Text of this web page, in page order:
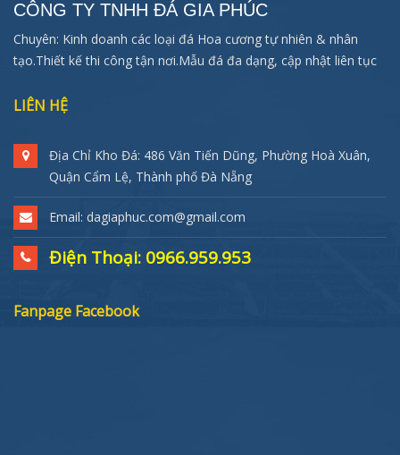
CÔNG TY TNHH ĐÁ GIA PHÚC
Chuyên: Kinh doanh các loại đá Hoa cương tự nhiên & nhân
tạo.Thiết kế thi công tận nơi.Mẫu đá đa dạng, cập nhật liên tục
LIÊN HỆ
Địa Chỉ Kho Đá: 486 Văn Tiến Dũng, Phường Hoà Xuân,
Quận Cẩm Lệ, Thành phố Đà Nẵng
Email: dagiaphuc.com@gmail.com
Điện Thoại: 0966.959.953
Fanpage Facebook